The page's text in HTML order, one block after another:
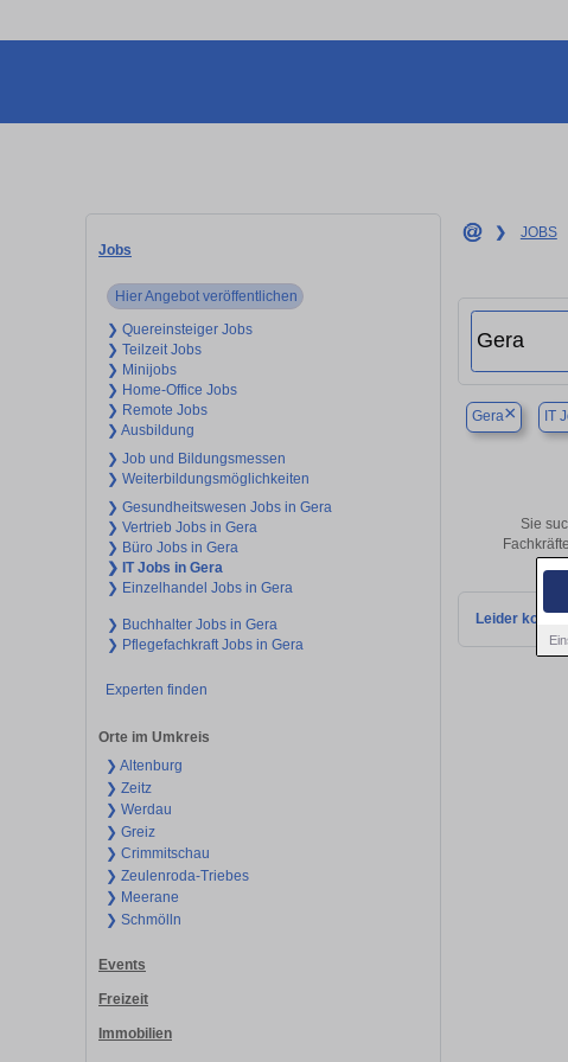
Jobs
Hier Angebot veröffentlichen
❯ Quereinsteiger Jobs
❯ Teilzeit Jobs
❯ Minijobs
❯ Home-Office Jobs
❯ Remote Jobs
❯ Ausbildung
❯ Job und Bildungsmessen
❯ Weiterbildungsmöglichkeiten
❯ Gesundheitswesen Jobs in Gera
❯ Vertrieb Jobs in Gera
❯ Büro Jobs in Gera
❯ IT Jobs in Gera
❯ Einzelhandel Jobs in Gera
❯ Buchhalter Jobs in Gera
❯ Pflegefachkraft Jobs in Gera
Experten finden
Orte im Umkreis
❯ Altenburg
❯ Zeitz
❯ Werdau
❯ Greiz
❯ Crimmitschau
❯ Zeulenroda-Triebes
❯ Meerane
❯ Schmölln
Events
Freizeit
Immobilien
❯ JOBS
Gera× IT
Sie
Leider